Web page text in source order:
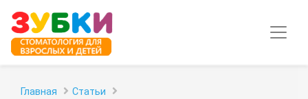
Главная
Статьи